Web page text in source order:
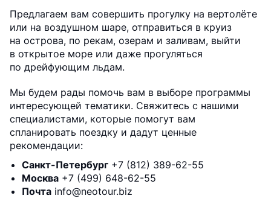
Предлагаем вам совершить прогулку на вертолёте
или на воздушном шаре, отправиться в круиз
на острова, по рекам, озерам и заливам, выйти
в открытое море или даже прогуляться
по дрейфующим льдам.
Мы будем рады помочь вам в выборе программы
интересующей тематики. Свяжитесь с нашими
специалистами, которые помогут вам
спланировать поездку и дадут ценные
рекомендации:
Санкт-Петербург +7 (812) 389-62-55
Москва +7 (499) 648-62-55
Почта info@neotour.biz